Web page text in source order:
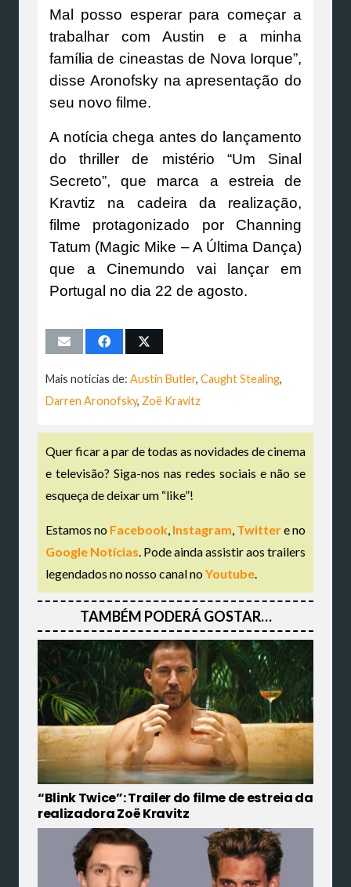
Mal posso esperar para começar a
trabalhar com Austin e a minha
família de cineastas de Nova Iorque”,
disse Aronofsky na apresentação do
seu novo filme.
A notícia chega antes do lançamento
do thriller de mistério “Um Sinal
Secreto”, que marca a estreia de
Kravtiz na cadeira da realização,
filme protagonizado por Channing
Tatum (Magic Mike – A Última Dança)
que a Cinemundo vai lançar em
Portugal no dia 22 de agosto.
Mais notícias de: Austin Butler, Caught Stealing,
Darren Aronofsky, Zoë Kravitz
Quer ficar a par de todas as novidades de cinema
e televisão? Siga-nos nas redes sociais e não se
esqueça de deixar um “like”!
Estamos no Facebook Instagram Twittere no
Google Notícias . Pode ainda assistir aos trailers
legendados no nosso canal noYoutube
TAMBÉM PODERÁ GOSTAR…
“Blink Twice”: Trailer do filme de estreia da
realizadora Zoë Kravitz